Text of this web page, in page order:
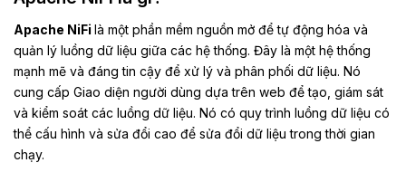
Apache NiFi là một phần mềm nguồn mở để tự động hóa và
quản lý luồng dữ liệu giữa các hệ thống. Đây là một hệ thống
mạnh mẽ và đáng tin cậy để xử lý và phân phối dữ liệu. Nó
cung cấp Giao diện người dùng dựa trên web để tạo, giám sát
và kiểm soát các luồng dữ liệu. Nó có quy trình luồng dữ liệu có
thể cấu hình và sửa đổi cao để sửa đổi dữ liệu trong thời gian
chạy.